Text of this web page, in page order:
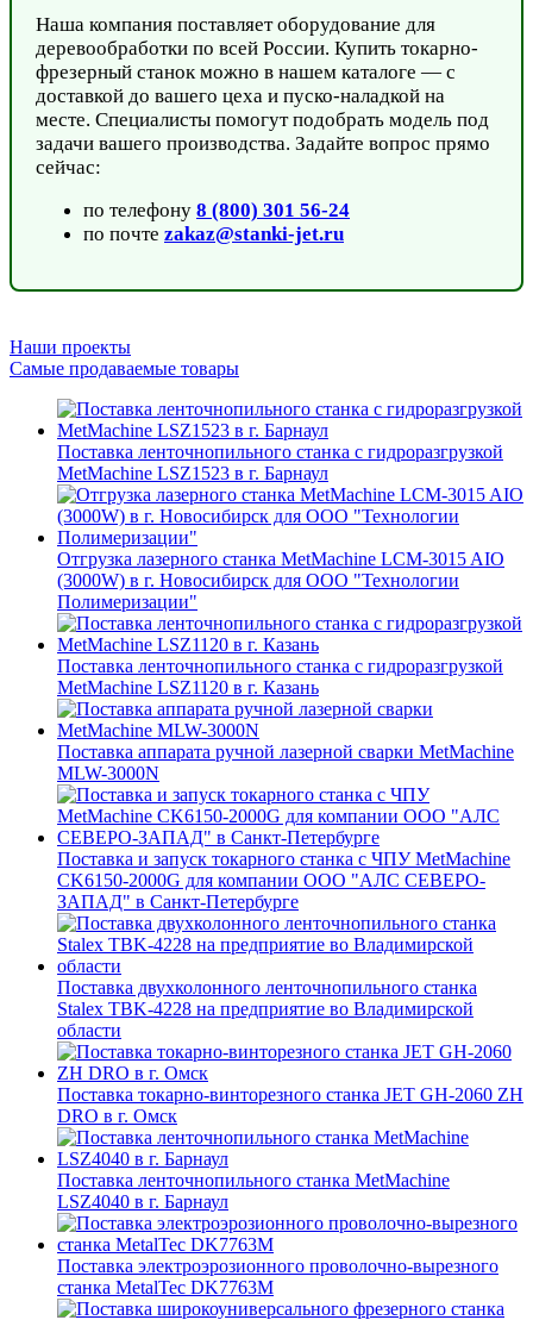
Наша компания поставляет оборудование для
деревообработки по всей России. Купить токарно-
фрезерный станок можно в нашем каталоге — с
доставкой до вашего цеха и пуско-наладкой на
месте. Специалисты помогут подобрать модель под
задачи вашего производства. Задайте вопрос прямо
сейчас:
по телефону 8 (800) 301 56-24
по почте zakaz@stanki-jet.ru
Наши проекты
Самые продаваемые товары
Поставка ленточнопильного станка c гидроразгрузкой
MetMachine LSZ1523 в г. Барнаул
Отгрузка лазерного станка MetMachine LCM-3015 AIO
(3000W) в г. Новосибирск для ООО "Технологии
Полимеризации"
Поставка ленточнопильного станка c гидроразгрузкой
MetMachine LSZ1120 в г. Казань
Поставка аппарата ручной лазерной сварки MetMachine
MLW-3000N
Поставка и запуск токарного станка с ЧПУ MetMachine
CK6150-2000G для компании ООО "АЛС СЕВЕРО-
ЗАПАД" в Санкт-Петербурге
Поставка двухколонного ленточнопильного станка
Stalex TBK-4228 на предприятие во Владимирской
области
Поставка токарно-винторезного станка JET GH-2060 ZH
DRO в г. Омск
Поставка ленточнопильного станка MetMachine
LSZ4040 в г. Барнаул
Поставка электроэрозионного проволочно-вырезного
станка MetalTec DK7763M